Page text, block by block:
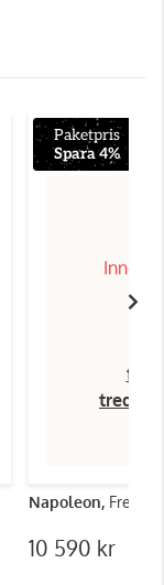
Paketpris
Spara 4%
Napoleon,
10 590 kr